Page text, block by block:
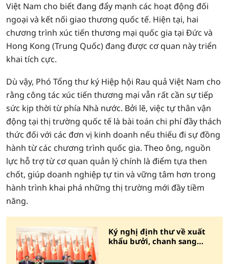
Việt Nam cho biết đang đẩy mạnh các hoạt động đối
ngoại và kết nối giao thương quốc tế. Hiện tại, hai
chương trình xúc tiến thương mại quốc gia tại Đức và
Hong Kong (Trung Quốc) đang được cơ quan này triển
khai tích cực.
Dù vậy, Phó Tổng thư ký Hiệp hội Rau quả Việt Nam cho
rằng công tác xúc tiến thương mại vẫn rất cần sự tiếp
sức kịp thời từ phía Nhà nước. Bởi lẽ, việc tự thân vận
động tại thị trường quốc tế là bài toán chi phí đầy thách
thức đối với các đơn vị kinh doanh nếu thiếu đi sự đồng
hành từ các chương trình quốc gia. Theo ông, nguồn
lực hỗ trợ từ cơ quan quản lý chính là điểm tựa then
chốt, giúp doanh nghiệp tự tin và vững tâm hơn trong
hành trình khai phá những thị trường mới đầy tiềm
năng.
Ký nghị định thư về xuất
khẩu bưởi, chanh sang